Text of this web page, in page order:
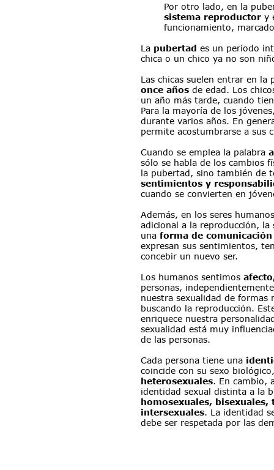
Por otro lado, en la
sistema reproductor y
funcionamiento,
La pubertad es un período
chica o un chico ya no son
Las chicas suelen entrar en
once años de edad. Los
un año más tarde, cuando
Para la mayoría de los
durante varios años. En
permite acostumbrarse a sus
Cuando se emplea la palabra
sólo se habla de los cambios
la pubertad, sino también de
sentimientos y
cuando se convierten en
Además, en los seres
adicional a la reproducción, la
una forma de comunicación
expresan sus sentimientos,
concebir un nuevo ser.
Los humanos sentimos
personas,
nuestra sexualidad de
buscando la reproducción.
enriquece nuestra
sexualidad está muy
de las personas.
Cada persona tiene una
coincide con su sexo
heterosexuales. En cambio,
identidad sexual distinta a la
homosexuales,
intersexuales. La identidad
debe ser respetada por las